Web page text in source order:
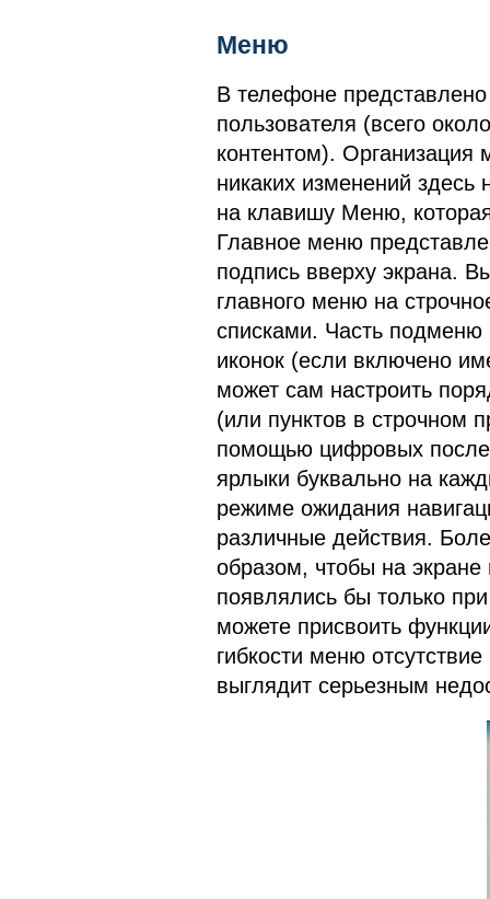
Меню
В телефоне
пользователя (всего
контентом).
никаких изменений
на клавишу Меню,
Главное меню
подпись вверху экрана.
главного меню на
списками. Часть подменю
иконок (если включено
может сам настроить
(или пунктов в строчном
помощью цифровых
ярлыки буквально на
режиме ожидания
различные действия.
образом, чтобы на
появлялись бы только
можете присвоить
гибкости меню
выглядит серьезным